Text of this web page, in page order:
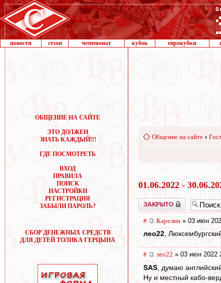
новости сезон чемпионат кубок еврокубки
ОБЩЕНИЕ НА САЙТЕ
ЭТО ДОЛЖЕН
ЗНАТЬ КАЖДЫЙ!!!
ГДЕ ПОСМОТРЕТЬ
ВХОД
ПРАВИЛА
ПОИСК
НАСТРОЙКИ
РЕГИСТРАЦИЯ
ЗАБЫЛИ ПАРОЛЬ?
СБОР ДЕНЕЖНЫХ СРЕДСТВ
ДЛЯ ДЕТЕЙ ТОЛИКА ГЕРЦЫНА
Общение на сайте ‹
01.06.2022 -
Закрыто
# Карелин » 03 июн
лео22,
# лео22 » 03 июн 2022
SAS , думаю
Ну и местный кабо-